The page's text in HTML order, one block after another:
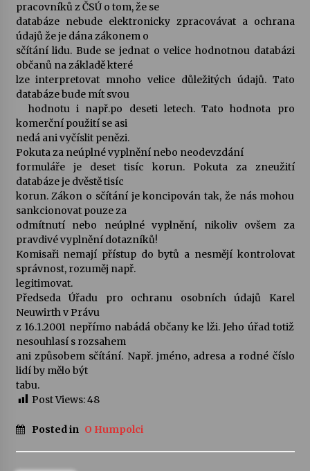
28. 7. 2026
Votavžatský ploty
23. 7. 2026
Letní koncerty ve Stromovce: Rufus Miller
22. 7. 2026
Vysočinka
17. 7. 2026
Ozvěny prázdnin
14. 7. 2026
Za kulturou kousek za Humpolec. V Želivě ožije
odkaz Josefa Čapka
13. 7. 2026
Varhanní recitál Michala Novenka v Klášteře
Petr Adamec – Malovaný svět
pracovníků z ČSÚ o tom, že se
databáze nebude elektronicky zpracovávat a ochrana
údajů že je dána zákonem o
sčítání lidu. Bude se jednat o velice hodnotnou databázi
občanů na základě které
lze interpretovat mnoho velice důležitých údajů. Tato
databáze bude mít svou
hodnotu i např.po deseti letech. Tato hodnota pro
komerční použití se asi
nedá ani vyčíslit penězi.
Pokuta za neúplné vyplnění nebo neodevzdání
formuláře je deset tisíc korun. Pokuta za zneužití
databáze je dvěstě tisíc
korun. Zákon o sčítání je koncipován tak, že nás mohou
sankcionovat pouze za
odmítnutí nebo neúplné vyplnění, nikoliv ovšem za
pravdivé vyplnění dotazníků!
Komisaři nemají přístup do bytů a nesmějí kontrolovat
správnost, rozuměj např.
legitimovat.
Předseda Úřadu pro ochranu osobních údajů Karel
Neuwirth v Právu
z 16.1.2001 nepřímo nabádá občany ke lži. Jeho úřad totiž
nesouhlasí s rozsahem
ani způsobem sčítání. Např. jméno, adresa a rodné číslo
lidí by mělo být
tabu.
Post Views:48
Posted in O Humpolci